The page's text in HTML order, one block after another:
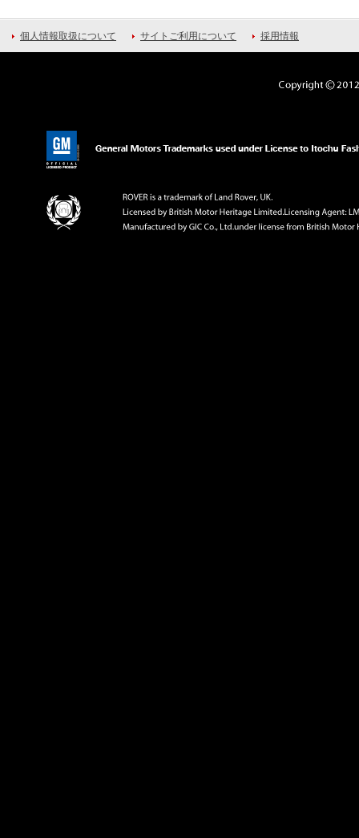
個人情報取扱について サイトご利用について 採用情報